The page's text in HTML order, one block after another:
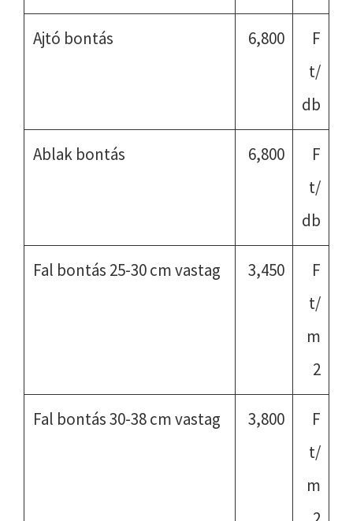
Ajtó bontás 6,800
F
t/
db
Ablak bontás 6,800
F
t/
db
Fal bontás 25-30 cm vastag 3,450
F
t/
m
2
Fal bontás 30-38 cm vastag 3,800
F
t/
m